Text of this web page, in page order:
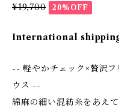
¥19,700 20%OFF
International
-- 軽やかチェック×贅沢フ
ウス --
綿麻の細い混紡糸をあえ